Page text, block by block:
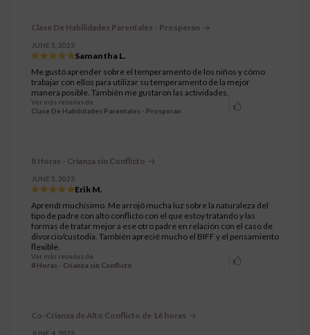
Clase De Habilidades Parentales - Prosperan
JUNE 5, 2023
Samantha L.
Me gustó aprender sobre el temperamento de los niños y cómo
trabajar con ellos para utilizar su temperamento de la mejor
manera posible. También me gustaron las actividades.
Ver más reseñas de
Clase De Habilidades Parentales - Prosperan
8 Horas - Crianza sin Conflicto
JUNE 5, 2023
Erik M.
Aprendí muchísimo. Me arrojó mucha luz sobre la naturaleza del
tipo de padre con alto conflicto con el que estoy tratando y las
formas de tratar mejor a ese otro padre en relación con el caso de
divorcio/custodia. También aprecié mucho el BIFF y el pensamiento
flexible.
Ver más reseñas de
8 Horas - Crianza sin Conflicto
Co-Crianza de Alto Conflicto de 16 horas
JUNE 4, 2023